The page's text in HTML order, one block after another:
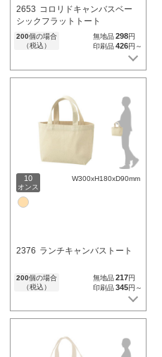
2653 コロリドキャンバスベー
シックフラットトート
200個の場合
（税込）
無地品298円
印刷品426円～
10
オンス
W300xH180xD90mm
2376 ランチキャンバストート
200個の場合
（税込）
無地品217円
印刷品345円～